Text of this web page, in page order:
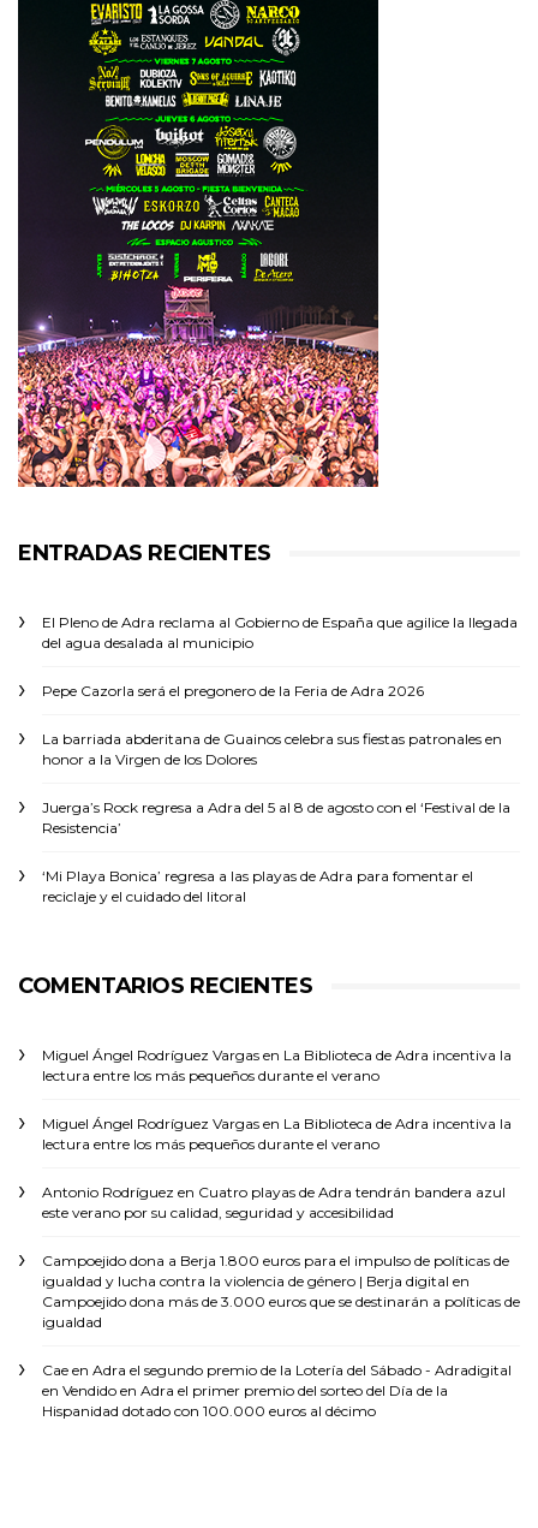
ENTRADAS RECIENTES
El Pleno de Adra reclama al Gobierno de España que agilice la llegada
del agua desalada al municipio
Pepe Cazorla será el pregonero de la Feria de Adra 2026
La barriada abderitana de Guainos celebra sus fiestas patronales en
honor a la Virgen de los Dolores
Juerga’s Rock regresa a Adra del 5 al 8 de agosto con el ‘Festival de la
Resistencia’
‘Mi Playa Bonica’ regresa a las playas de Adra para fomentar el
reciclaje y el cuidado del litoral
COMENTARIOS RECIENTES
Miguel Ángel Rodríguez Vargas en La Biblioteca de Adra incentiva la
lectura entre los más pequeños durante el verano
Miguel Ángel Rodríguez Vargas en La Biblioteca de Adra incentiva la
lectura entre los más pequeños durante el verano
Antonio Rodríguez en Cuatro playas de Adra tendrán bandera azul
este verano por su calidad, seguridad y accesibilidad
Campoejido dona a Berja 1.800 euros para el impulso de políticas de
igualdad y lucha contra la violencia de género | Berja digital en
Campoejido dona más de 3.000 euros que se destinarán a políticas de
igualdad
Cae en Adra el segundo premio de la Lotería del Sábado - Adradigital
en Vendido en Adra el primer premio del sorteo del Día de la
Hispanidad dotado con 100.000 euros al décimo